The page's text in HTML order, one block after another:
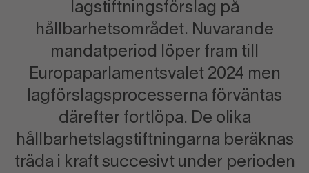
lagstiftningsförslag på
hållbarhetsområdet. Nuvarande
mandatperiod löper fram till
Europaparlamentsvalet 2024 men
lagförslagsprocesserna förväntas
därefter fortlöpa. De olika
hållbarhetslagstiftningarna beräknas
träda i kraft succesivt under perioden